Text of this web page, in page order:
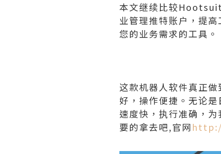
本文继续比较
业管理推特账户，提
您的业务需求的工具。
这款机器人软件真正
好，操作便捷。无论
速度快，执行准确，
要的拿去吧,官网